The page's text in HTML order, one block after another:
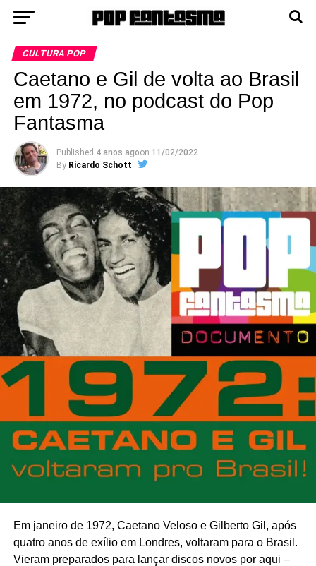
CULTURA POP
Caetano e Gil de volta ao Brasil
em 1972, no podcast do Pop
Fantasma
Published 4 anos agoon 11/02/2022
By Ricardo Schott
Em janeiro de 1972, Caetano Veloso e Gilberto Gil, após
quatro anos de exílio em Londres, voltaram para o Brasil.
Vieram preparados para lançar discos novos por aqui –